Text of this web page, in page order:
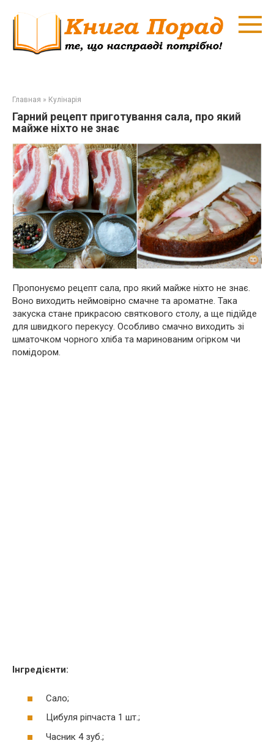
Главная » Кулінарія
Гарний рецепт приготування сала, про який
майже ніхто не знає
Пропонуємо рецепт сала, про який майже ніхто не знає.
Воно виходить неймовірно смачне та ароматне. Така
закуска стане прикрасою святкового столу, а ще підійде
для швидкого перекусу. Особливо смачно виходить зі
шматочком чорного хліба та маринованим огірком чи
помідором.
Інгредієнти:
Сало;
Цибуля ріпчаста 1 шт.;
Часник 4 зуб.;